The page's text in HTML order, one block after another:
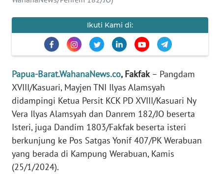
Ikuti Kami di:
Papua-Barat.WahanaNews.co, Fakfak – Pangdam
XVIII/Kasuari, Mayjen TNI Ilyas Alamsyah
didampingi Ketua Persit KCK PD XVIII/Kasuari Ny
Vera Ilyas Alamsyah dan Danrem 182/JO beserta
Isteri, juga Dandim 1803/Fakfak beserta isteri
berkunjung ke Pos Satgas Yonif 407/PK Werabuan
yang berada di Kampung Werabuan, Kamis
(25/1/2024).
PEDOMAN
SIBER
REDAKSI
KARIR
DISCLAIMER
Wahana
News